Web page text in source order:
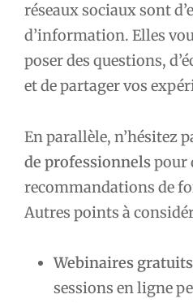
réseaux sociaux sont
d’information. Elles
poser des questions,
et de partager vos
En parallèle, n’hésitez
de professionnelspour
recommandations de
Autres points à
Webinaires gratuits
sessions en ligne